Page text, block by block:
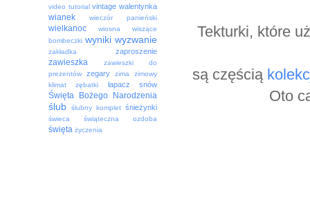
Tekturki, które
są częścią
Oto
video tutorial vintage walentynka
wianek wieczór panieński
wielkanoc wiosna
wiszące
bombeczki wyniki wyzwanie
zakładka zaproszenie
zawieszka
zawieszki do
prezentów
zegary zima
zimowy
klimat
zębatki łapacz snów
Święta Bożego Narodzenia
ślub ślubny komplet śnieżynki
świeca świąteczna ozdoba
święta życzenia